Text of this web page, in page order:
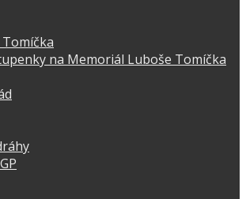
na Memoriál Luboše Tomíčka